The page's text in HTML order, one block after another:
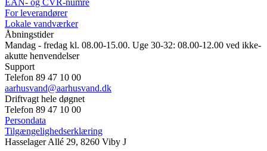
EAN- og CVR-numre
For leverandører
Lokale vandværker
Åbningstider
Mandag - fredag kl. 08.00-15.00. Uge 30-32: 08.00-12.00 ved ikke-
akutte henvendelser
Support
Telefon 89 47 10 00
aarhusvand@aarhusvand.dk
Driftvagt hele døgnet
Telefon 89 47 10 00
Persondata
Tilgængelighedserklæring
Hasselager Allé 29, 8260 Viby J